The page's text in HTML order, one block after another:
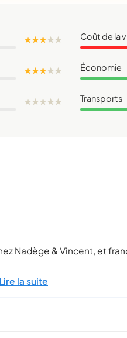
★ ★ ★★★ Coût de la
★ ★ ★★★ Économie
★★★★★ Transports
Nadège & Vincent, et
Lire la suite